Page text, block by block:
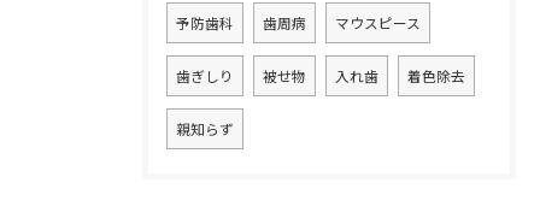
予防歯科 歯周病 マウスピース
歯ぎしり 被せ物 入れ歯 着色除去
親知らず